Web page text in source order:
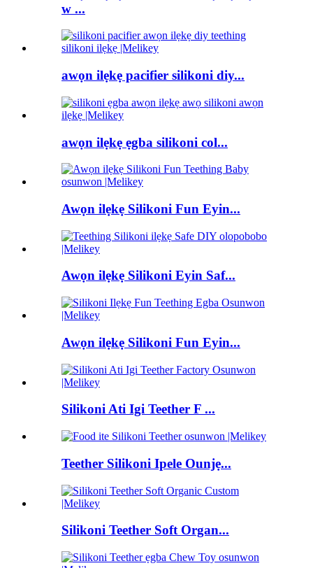
w ...
awọn ilẹkẹ pacifier silikoni diy...
awọn ilẹkẹ ẹgba silikoni col...
Awọn ilẹkẹ Silikoni Fun Eyin...
Awọn ilẹkẹ Silikoni Eyin Saf...
Awọn ilẹkẹ Silikoni Fun Eyin...
Silikoni Ati Igi Teether F ...
Teether Silikoni Ipele Ounjẹ...
Silikoni Teether Soft Organ...